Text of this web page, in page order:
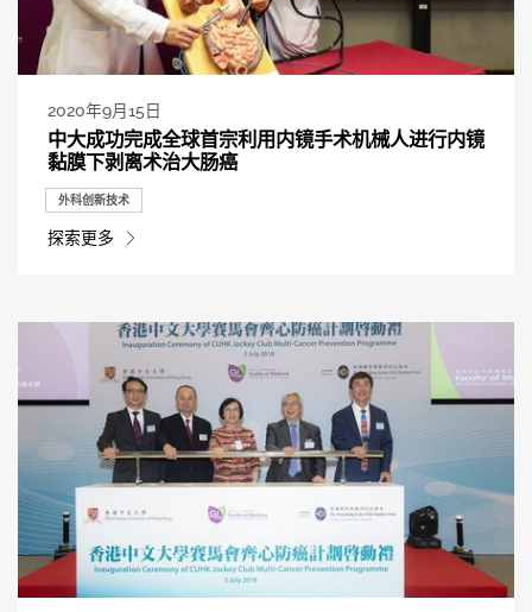
2020年9月15日
中大成功完成全球首宗利用内镜手术机械人进行内镜
黏膜下剥离术治大肠癌
外科创新技术
探索更多